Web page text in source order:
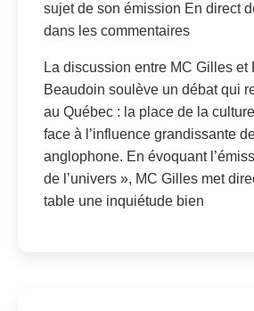
sujet de son émission En direct
dans les commentaires
La discussion entre MC Gilles et
Beaudoin soulève un débat qui
au Québec : la place de la
face à l’influence grandissante
anglophone. En évoquant
de l’univers », MC Gilles met
table une inquiétude bien